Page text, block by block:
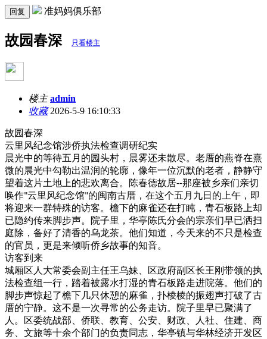
回复 准妈妈俱乐部
故园春深 只看楼主
楼主 admin
收藏2026-5-9 16:10:33
故园春深
云里风纪念馆涉侨执法检查调研纪实
晨光中的等待五月的园头村，晨雾还未散尽。老厝的燕脊在熹
微的晨光中勾勒出温润的轮廓，像年一位沉默的老者，静静守
望着这片土地上的悲欢离合。陈春德故居--那座被乡亲们亲切
唤作"云里风纪念馆"的闽南古厝，在这个五月九日的上午，即
将迎来一群特殊的访客。檐下的麻雀还在打盹，青石板路上却
已隐约传来脚步声。院子里，华亭陈氏分会的宗亲们早已洒扫
庭除，备好了清香的乌龙茶。他们知道，今天来的不只是检查
的官员，更是来倾听侨乡故事的知音。
访客到来
城厢区人大常委会副主任王乌妹、区政府副区长王刚带领的执
法检查组一行，踏着被露水打湿的青石板路走进院落。他们的
脚步声惊起了檐下几只休憩的麻雀，扑棱棱的振翅声打破了古
厝的宁静。这不是一次寻常的公务走访。院子里早已聚满了
人。区委统战部、侨联、教育、公安、财政、人社、住建、商
务、文旅等十余个部门的负责同志，华亭镇与华林经济开发区